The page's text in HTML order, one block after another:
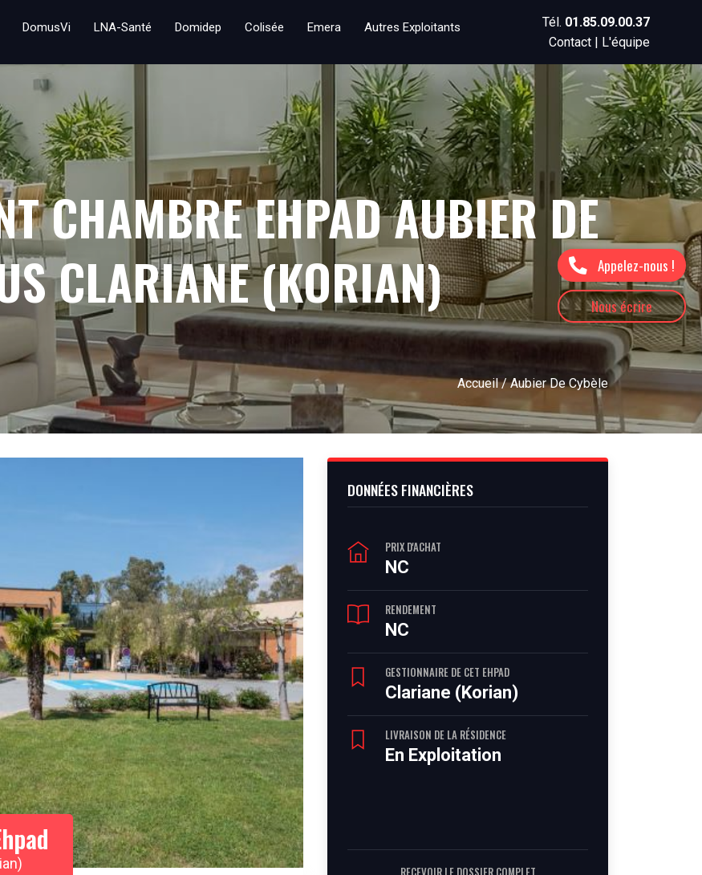
Appelez-nous !
Nous écrire
DomusVi LNA-Santé Domidep Colisée Emera Autres Exploitants Tél. 01.85.09.00.37
Contact | L'équipe
CHAMBRE EHPAD AUBIER DE
CLARIANE (KORIAN)
Accueil/ Aubier De Cybèle
DONNÉES FINANCIÈRES
PRIX D'ACHAT
NC
RENDEMENT
NC
GESTIONNAIRE DE CET EHPAD
Clariane (Korian)
LIVRAISON DE LA RÉSIDENCE
En Exploitation
RECEVOIR LE DOSSIER COMPLET